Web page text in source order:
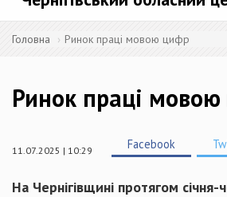
Головна Ринок праці мовою цифр
Ринок праці
11.07.2025 | 10:29 Facebook
На Чернігівщині протягом